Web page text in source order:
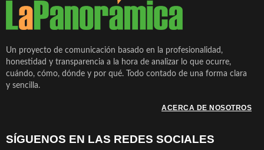
Un proyecto de comunicación basado en la profesionalidad,
honestidad y transparencia a la hora de analizar lo que ocurre,
cuándo, cómo, dónde y por qué. Todo contado de una forma clara
y sencilla.
ACERCA DE NOSOTROS
SÍGUENOS EN LAS REDES SOCIALES